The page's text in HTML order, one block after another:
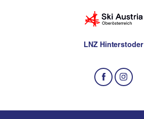
LNZ Hinterstoder